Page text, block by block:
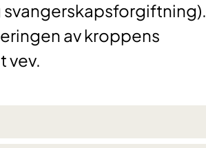
av kroppens
vev.